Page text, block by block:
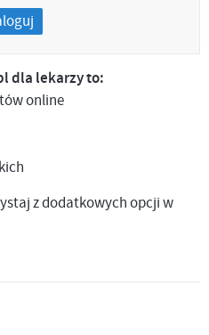
dla lekarzy to:
online
z dodatkowych opcji w